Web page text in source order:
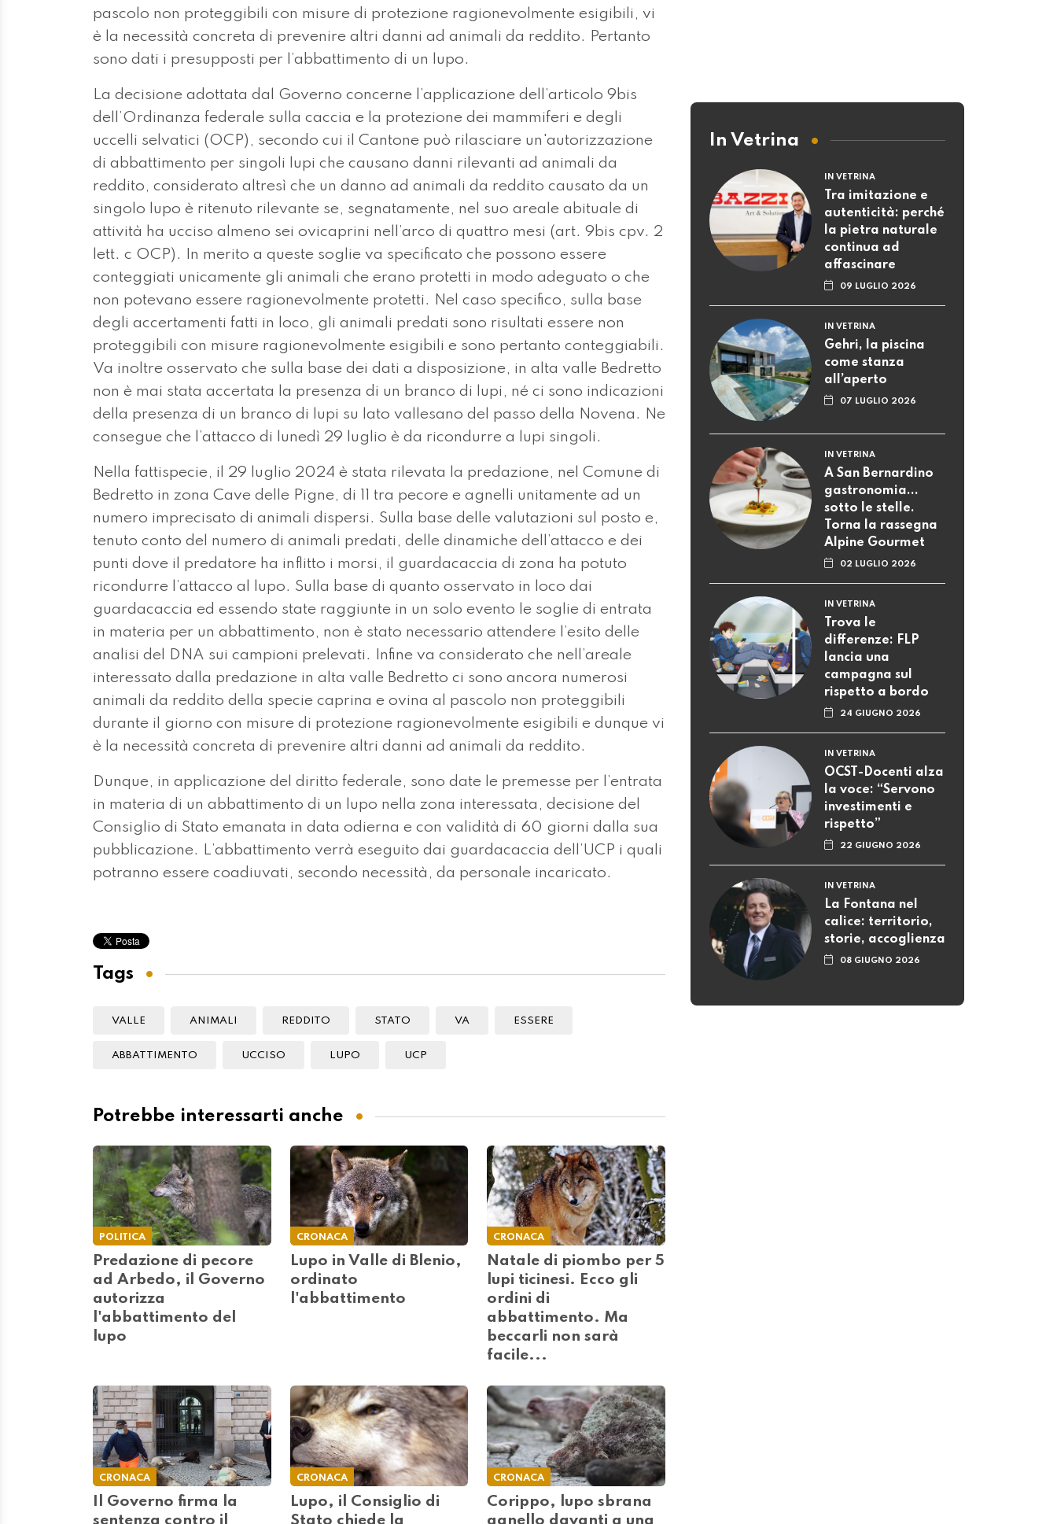
pascolo non proteggibili con misure di protezione ragionevolmente esigibili, vi
è la necessità concreta di prevenire altri danni ad animali da reddito. Pertanto
sono dati i presupposti per l’abbattimento di un lupo.
La decisione adottata dal Governo concerne l’applicazione dell’articolo 9bis
dell’Ordinanza federale sulla caccia e la protezione dei mammiferi e degli
uccelli selvatici (OCP), secondo cui il Cantone può rilasciare un'autorizzazione
di abbattimento per singoli lupi che causano danni rilevanti ad animali da
reddito, considerato altresì che un danno ad animali da reddito causato da un
singolo lupo è ritenuto rilevante se, segnatamente, nel suo areale abituale di
attività ha ucciso almeno sei ovicaprini nell’arco di quattro mesi (art. 9bis cpv. 2
lett. c OCP). In merito a queste soglie va specificato che possono essere
conteggiati unicamente gli animali che erano protetti in modo adeguato o che
non potevano essere ragionevolmente protetti. Nel caso specifico, sulla base
degli accertamenti fatti in loco, gli animali predati sono risultati essere non
proteggibili con misure ragionevolmente esigibili e sono pertanto conteggiabili.
Va inoltre osservato che sulla base dei dati a disposizione, in alta valle Bedretto
non è mai stata accertata la presenza di un branco di lupi, né ci sono indicazioni
della presenza di un branco di lupi su lato vallesano del passo della Novena. Ne
consegue che l’attacco di lunedì 29 luglio è da ricondurre a lupi singoli.
Nella fattispecie, il 29 luglio 2024 è stata rilevata la predazione, nel Comune di
Bedretto in zona Cave delle Pigne, di 11 tra pecore e agnelli unitamente ad un
numero imprecisato di animali dispersi. Sulla base delle valutazioni sul posto e,
tenuto conto del numero di animali predati, delle dinamiche dell’attacco e dei
punti dove il predatore ha inflitto i morsi, il guardacaccia di zona ha potuto
ricondurre l’attacco al lupo. Sulla base di quanto osservato in loco dai
guardacaccia ed essendo state raggiunte in un solo evento le soglie di entrata
in materia per un abbattimento, non è stato necessario attendere l’esito delle
analisi del DNA sui campioni prelevati. Infine va considerato che nell’areale
interessato dalla predazione in alta valle Bedretto ci sono ancora numerosi
animali da reddito della specie caprina e ovina al pascolo non proteggibili
durante il giorno con misure di protezione ragionevolmente esigibili e dunque vi
è la necessità concreta di prevenire altri danni ad animali da reddito.
Dunque, in applicazione del diritto federale, sono date le premesse per l’entrata
in materia di un abbattimento di un lupo nella zona interessata, decisione del
Consiglio di Stato emanata in data odierna e con validità di 60 giorni dalla sua
pubblicazione. L’abbattimento verrà eseguito dai guardacaccia dell’UCP i quali
potranno essere coadiuvati, secondo necessità, da personale incaricato.
Tags
VALLE ANIMALI REDDITO STATO VA ESSERE
ABBATTIMENTO UCCISO LUPO UCP
Potrebbe interessarti anche
POLITICA
Predazione di pecore
ad Arbedo, il Governo
autorizza
l'abbattimento del
lupo
CRONACA
Lupo in Valle di Blenio,
ordinato
l'abbattimento
CRONACA
Natale di piombo per 5
lupi ticinesi. Ecco gli
ordini di
abbattimento. Ma
beccarli non sarà
facile...
CRONACA
Il Governo firma la
sentenza contro il
CRONACA
Lupo, il Consiglio di
Stato chiede la
CRONACA
Corippo, lupo sbrana
agnello davanti a una
In Vetrina
IN VETRINA
Tra imitazione e
autenticità: perché
la pietra naturale
continua ad
affascinare
09 LUGLIO 2026
IN VETRINA
Gehri, la piscina
come stanza
all’aperto
07 LUGLIO 2026
IN VETRINA
A San Bernardino
gastronomia...
sotto le stelle.
Torna la rassegna
Alpine Gourmet
02 LUGLIO 2026
IN VETRINA
Trova le
differenze: FLP
lancia una
campagna sul
rispetto a bordo
24 GIUGNO 2026
IN VETRINA
OCST-Docenti alza
la voce: “Servono
investimenti e
rispetto”
22 GIUGNO 2026
IN VETRINA
La Fontana nel
calice: territorio,
storie, accoglienza
08 GIUGNO 2026